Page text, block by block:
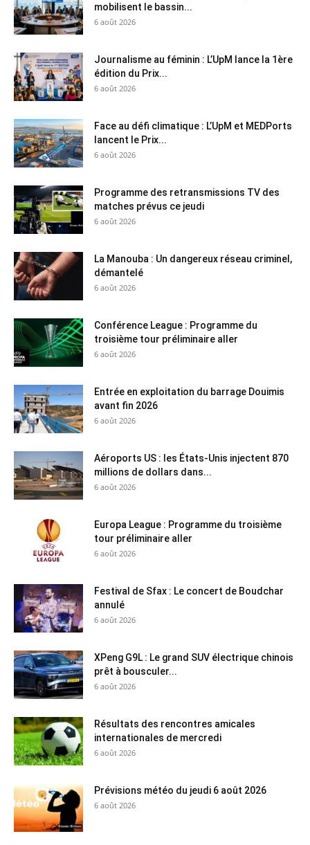
mobilisent le bassin...
6 août 2026
Journalisme au féminin : L’UpM lance la 1ère
édition du Prix...
6 août 2026
Face au défi climatique : L’UpM et MEDPorts
lancent le Prix...
6 août 2026
Programme des retransmissions TV des
matches prévus ce jeudi
6 août 2026
La Manouba : Un dangereux réseau criminel,
démantelé
6 août 2026
Conférence League : Programme du
troisième tour préliminaire aller
6 août 2026
Entrée en exploitation du barrage Douimis
avant fin 2026
6 août 2026
Aéroports US : les États-Unis injectent 870
millions de dollars dans...
6 août 2026
Europa League : Programme du troisième
tour préliminaire aller
6 août 2026
Festival de Sfax : Le concert de Boudchar
annulé
6 août 2026
XPeng G9L : Le grand SUV électrique chinois
prêt à bousculer...
6 août 2026
Résultats des rencontres amicales
internationales de mercredi
6 août 2026
Prévisions météo du jeudi 6 août 2026
6 août 2026